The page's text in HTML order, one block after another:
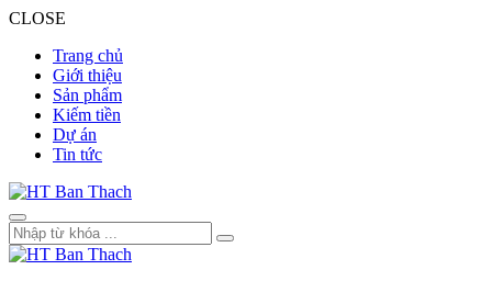
CLOSE
Trang chủ
Giới thiệu
Sản phẩm
Kiếm tiền
Dự án
Tin tức